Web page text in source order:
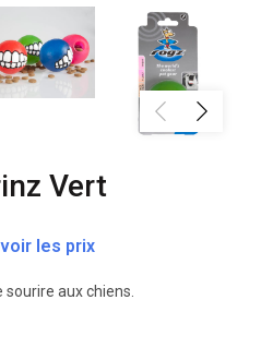
Vert
les prix
sourire aux chiens.